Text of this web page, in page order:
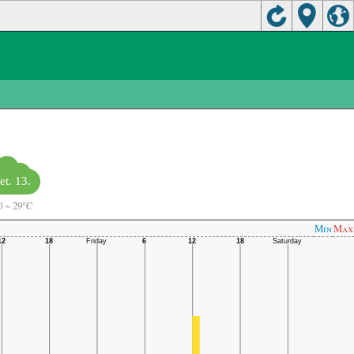
13.
~ 29°C
MinMax